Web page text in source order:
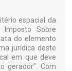
espacial da
Sobre
do elemento
jurídica deste
em que deve
gerador”. Com